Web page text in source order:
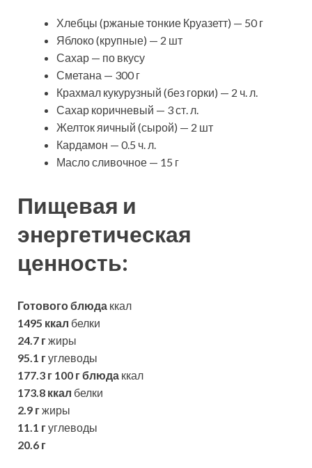
Хлебцы (ржаные тонкие Круазетт) — 50 г
Яблоко (крупные) — 2 шт
Сахар — по вкусу
Сметана — 300 г
Крахмал кукурузный (без горки) — 2 ч. л.
Сахар коричневый — 3 ст. л.
Желток яичный (сырой) — 2 шт
Кардамон — 0.5 ч. л.
Масло сливочное — 15 г
Пищевая и
энергетическая
ценность:
Готового блюда ккал
1495 ккал белки
24.7 гжиры
95.1 гуглеводы
177.3 г 100 г блюда ккал
173.8 ккал белки
2.9 гжиры
11.1 гуглеводы
20.6 г